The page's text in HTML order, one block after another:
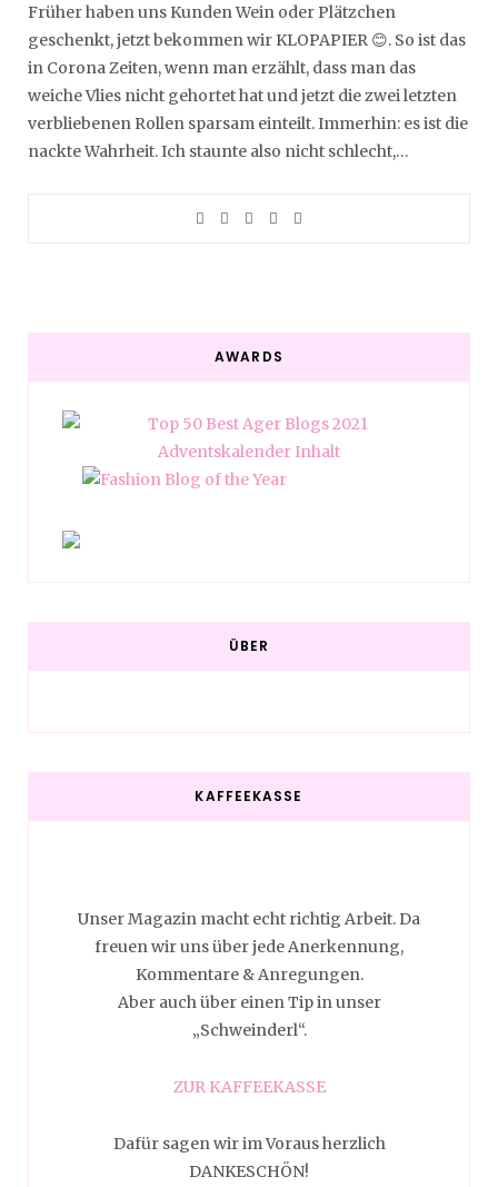
Früher haben uns Kunden Wein oder Plätzchen
geschenkt, jetzt bekommen wir KLOPAPIER 😊. So ist das
in Corona Zeiten, wenn man erzählt, dass man das
weiche Vlies nicht gehortet hat und jetzt die zwei letzten
verbliebenen Rollen sparsam einteilt. Immerhin: es ist die
nackte Wahrheit. Ich staunte also nicht schlecht,…
AWARDS
ÜBER
KAFFEEKASSE
Unser Magazin macht echt richtig Arbeit. Da
freuen wir uns über jede Anerkennung,
Kommentare & Anregungen.
Aber auch über einen Tip in unser
„Schweinderl“.
ZUR KAFFEEKASSE
Dafür sagen wir im Voraus herzlich
DANKESCHÖN!